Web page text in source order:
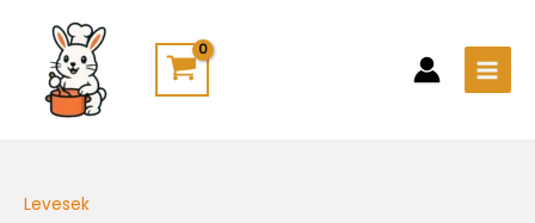
content
Levesek